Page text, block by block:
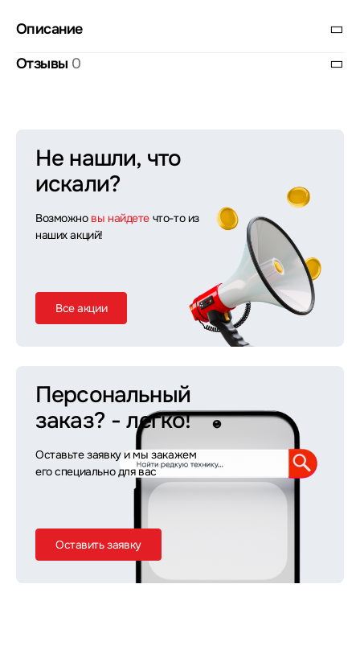
Описание
Отзывы 0
Не нашли, что
искали?
Возможно вы найдете что-то из
наших акций!
Все акции
Персональный
заказ? - легко!
Оставьте заявку и мы закажем
его специально для вас
Оставить заявку